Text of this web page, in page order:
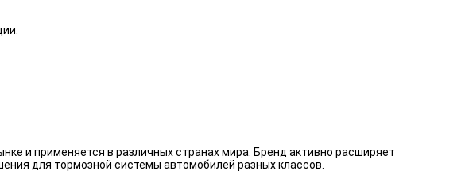
и применяется в различных странах мира. Бренд активно расширяет
для тормозной системы автомобилей разных классов.